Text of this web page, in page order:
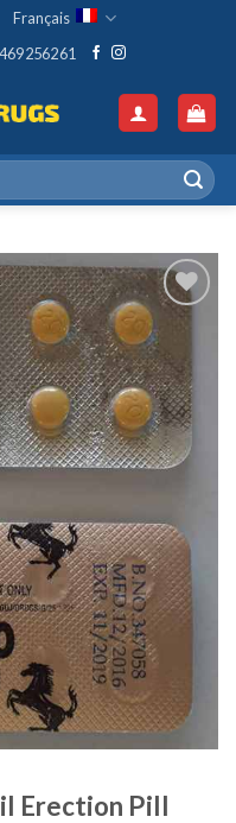
Français
Add to
wishlist
Erection Pill